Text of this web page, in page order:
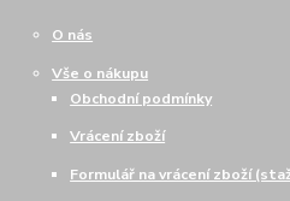
O nás
Vše o nákupu
Obchodní podmínky
Vrácení zboží
Formulář na vrácení zboží